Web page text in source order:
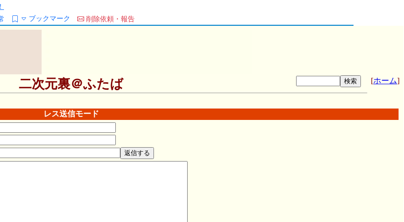
ブックマーク 削除依頼・報告